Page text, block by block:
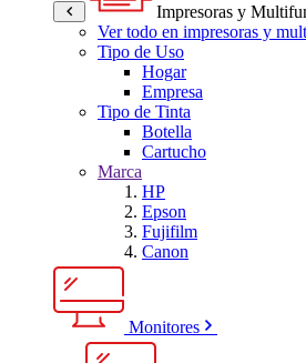
Impresoras y
Ver todo en impresoras y
Tipo de Uso
Hogar
Empresa
Tipo de Tinta
Botella
Cartucho
Marca
HP
Epson
Fujifilm
Canon
Monitores